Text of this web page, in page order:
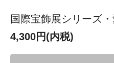
国際宝飾展シリーズ
4,300円(内税)